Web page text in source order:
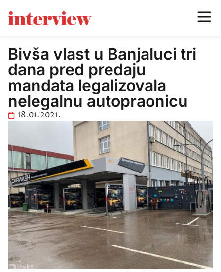
Bivša vlast u Banjaluci tri
dana pred predaju
mandata legalizovala
nelegalnu autopraonicu
18.01.2021.